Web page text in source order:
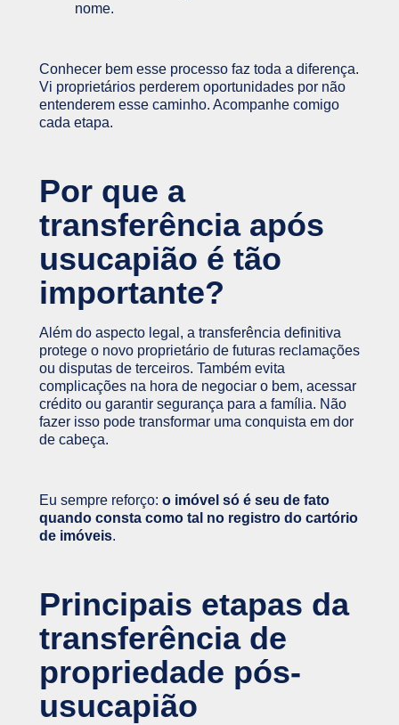
nome.
Conhecer bem esse processo faz toda a diferença.
Vi proprietários perderem oportunidades por não
entenderem esse caminho. Acompanhe comigo
cada etapa.
Por que a
transferência após
usucapião é tão
importante?
Além do aspecto legal, a transferência definitiva
protege o novo proprietário de futuras reclamações
ou disputas de terceiros. Também evita
complicações na hora de negociar o bem, acessar
crédito ou garantir segurança para a família. Não
fazer isso pode transformar uma conquista em dor
de cabeça.
Eu sempre reforço: o imóvel só é seu de fato
quando consta como tal no registro do cartório
de imóveis.
Principais etapas da
transferência de
propriedade pós-
usucapião